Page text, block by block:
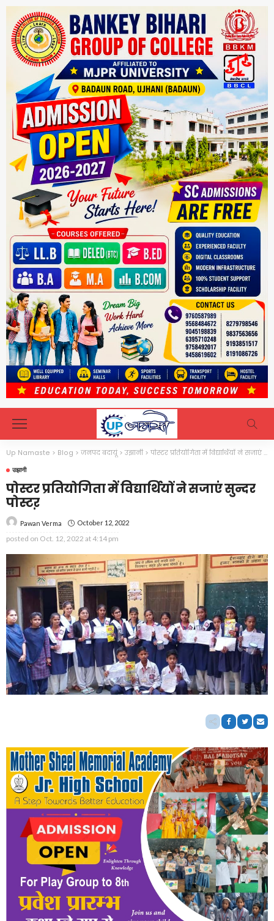
Up Namaste > Blog > जनपद बदायूं>उझानी > पोस्टर प्रतियोगिता में विद्यार्थियों ने सजाएं सुन्दर पोस्टऱ
उझानी
पोस्टर प्रतियोगिता में विद्यार्थियों ने सजाएं सुन्दर
पोस्टऱ
Pawan Verma October 12, 2022
posted on Oct. 12, 2022 at 4:14 pm